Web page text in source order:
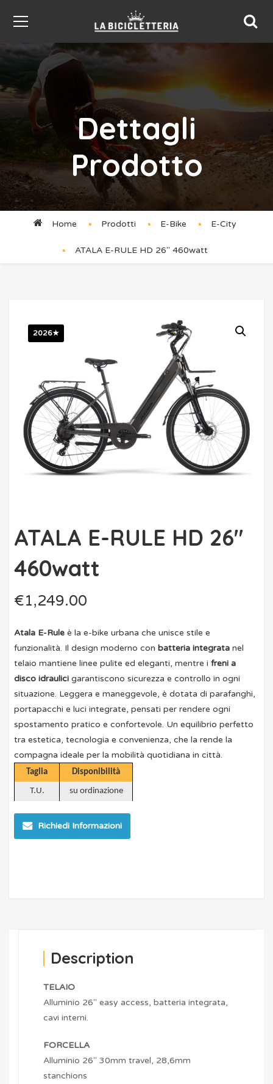
Dettagli
Prodotto
Home Prodotti E-Bike E-City
ATALA E-RULE HD 26″ 460watt
2026★
ATALA E-RULE HD 26″
460watt
€1,249.00
Atala E-Rule è la e-bike urbana che unisce stile e
funzionalità. Il design moderno conbatteria integrata nel
telaio mantiene linee pulite ed eleganti, mentre ifreni a
disco idraulici garantiscono sicurezza e controllo in ogni
situazione. Leggera e maneggevole, è dotata di parafanghi,
portapacchi e luci integrate, pensati per rendere ogni
spostamento pratico e confortevole. Un equilibrio perfetto
tra estetica, tecnologia e convenienza, che la rende la
compagna ideale per la mobilità quotidiana in città.
Taglia Disponibilità
T.U. su ordinazione
Richiedi Informazioni
Description
TELAIO
Alluminio 26″ easy access, batteria integrata,
cavi interni.
FORCELLA
Alluminio 26″ 30mm travel, 28,6mm
stanchions